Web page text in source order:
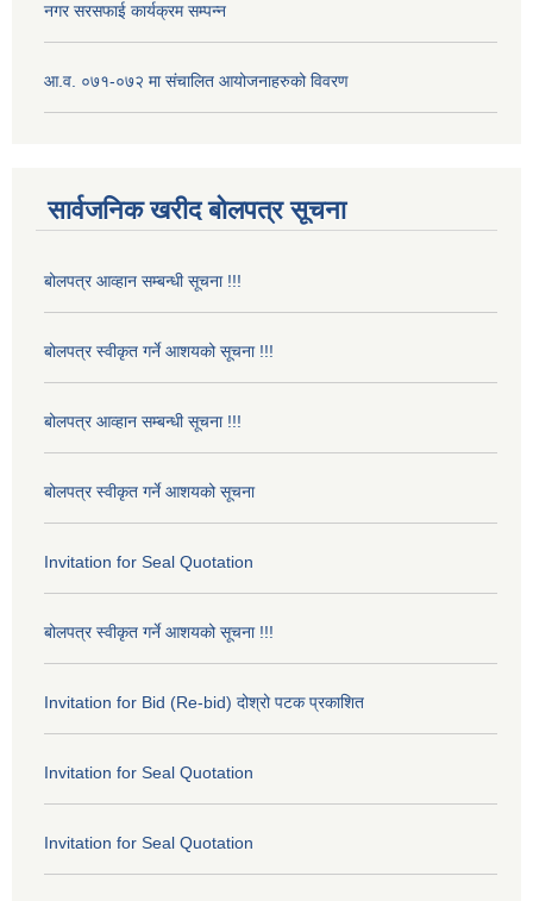
नगर सरसफाई कार्यक्रम सम्पन्न
आ.व. ०७१-०७२ मा संचालित आयोजनाहरुको विवरण
सार्वजनिक खरीद बोलपत्र सूचना
बोलपत्र आव्हान सम्बन्धी सूचना !!!
बोलपत्र स्वीकृत गर्ने आशयको सूचना !!!
बोलपत्र आव्हान सम्बन्धी सूचना !!!
बोलपत्र स्वीकृत गर्ने आशयको सूचना
Invitation for Seal Quotation
बोलपत्र स्वीकृत गर्ने आशयको सूचना !!!
Invitation for Bid (Re-bid) दोश्रो पटक प्रकाशित
Invitation for Seal Quotation
Invitation for Seal Quotation